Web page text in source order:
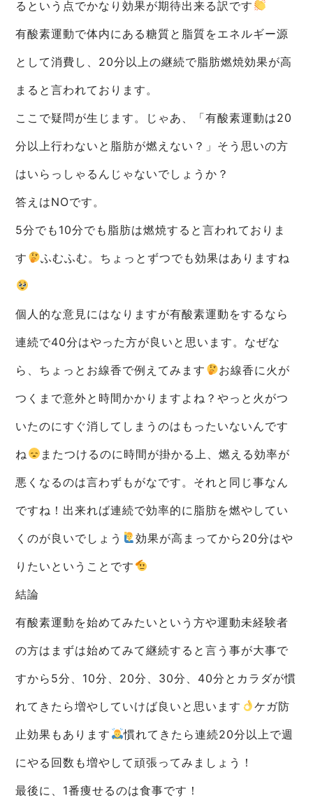
るという点でかなり効果が期待出来る訳です
有酸素運動で体内にある糖質と脂質をエネルギー源
として消費し、20分以上の継続で脂肪燃焼効果が高
まると言われております。
ここで疑問が生じます。じゃあ、「有酸素運動は20
分以上行わないと脂肪が燃えない？」そう思いの方
はいらっしゃるんじゃないでしょうか？
答えはNOです。
5分でも10分でも脂肪は燃焼すると言われておりま
す
ふむふむ。ちょっとずつでも効果はありますね
個人的な意見にはなりますが有酸素運動をするなら
連続で40分はやった方が良いと思います。なぜな
ら、ちょっとお線香で例えてみます
お線香に火が
つくまで意外と時間かかりますよね？やっと火がつ
いたのにすぐ消してしまうのはもったいないんです
ね
またつけるのに時間が掛かる上、燃える効率が
悪くなるのは言わずもがなです。それと同じ事なん
ですね！出来れば連続で効率的に脂肪を燃やしてい
くのが良いでしょう
効果が高まってから20分はや
りたいということです
結論
有酸素運動を始めてみたいという方や運動未経験者
の方はまずは始めてみて継続すると言う事が大事で
すから5分、10分、20分、30分、40分とカラダが慣
れてきたら増やしていけば良いと思います
ケガ防
止効果もあります
慣れてきたら連続20分以上で週
にやる回数も増やして頑張ってみましょう！
最後に、1番痩せるのは食事です！